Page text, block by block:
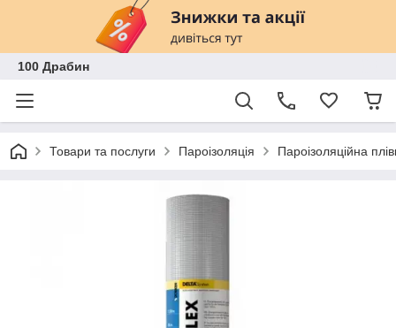
100 Драбин
Товари та послуги Пароізоляція Пароізоляційна